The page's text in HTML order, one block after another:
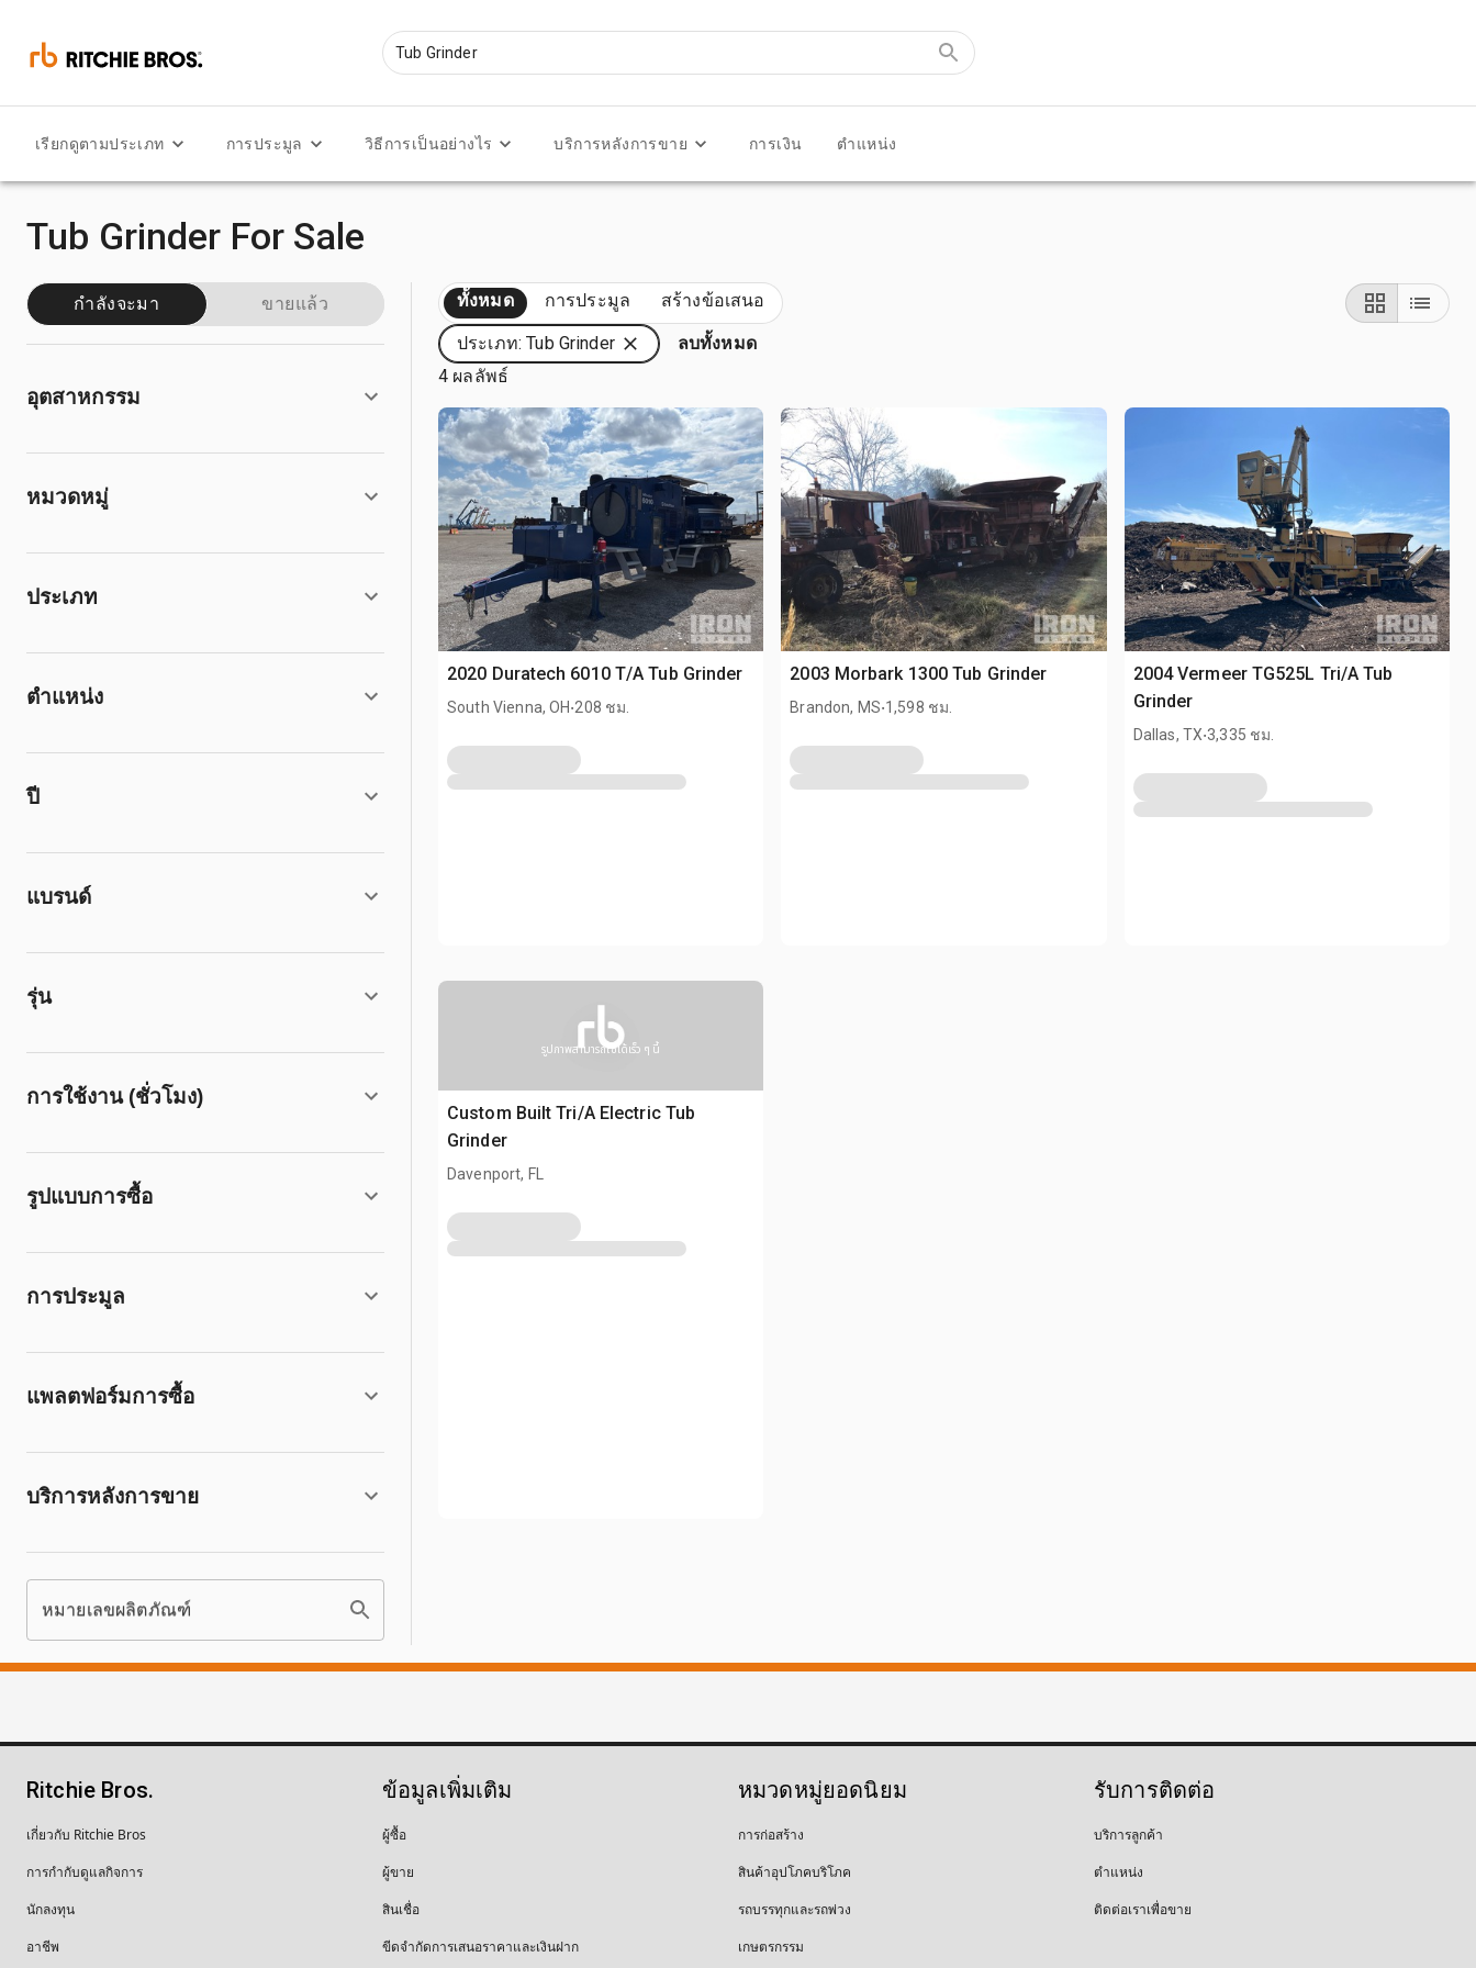
เรียกดูตามประเภท การประมูล วิธีการเป็นอย่างไร บริการหลังการขาย การเงิน ตำแหน่ง
Tub Grinder For Sale
กำลังจะมา ขายแล้ว
อุตสาหกรรม
หมวดหมู่
ประเภท
ตำแหน่ง
ปี
แบรนด์
รุ่น
การใช้งาน (ชั่วโมง)
รูปแบบการซื้อ
การประมูล
แพลตฟอร์มการซื้อ
บริการหลังการขาย
หมายเลขผลิตภัณฑ์
ทั้งหมด การประมูล สร้างข้อเสนอ
ประเภท: Tub Grinder
ลบทั้งหมด
4 ผลลัพธ์
2020 Duratech 6010 T/A Tub Grinder
South Vienna, OH.208 ชม.
2003 Morbark 1300 Tub Grinder
Brandon, MS.1,598 ชม.
2004 Vermeer TG525L Tri/A Tub
Grinder
Dallas, TX.3,335 ชม.
รูปภาพสามารถใช้ได้เร็ว ๆ นี้
Custom Built Tri/A Electric Tub
Grinder
Davenport, FL
Ritchie Bros.
เกี่ยวกับ Ritchie Bros
การกำกับดูแลกิจการ
นักลงทุน
อาชีพ
ข้อมูลเพิ่มเติม
ผู้ซื้อ
ผู้ขาย
สินเชื่อ
ขีดจำกัดการเสนอราคาและเงินฝาก
หมวดหมู่ยอดนิยม
การก่อสร้าง
สินค้าอุปโภคบริโภค
รถบรรทุกและรถพ่วง
เกษตรกรรม
รับการติดต่อ
บริการลูกค้า
ตำแหน่ง
ติดต่อเราเพื่อขาย